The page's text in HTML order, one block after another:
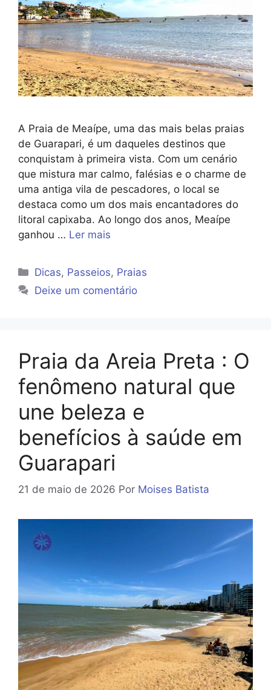
A Praia de Meaípe, uma das mais belas praias
de Guarapari, é um daqueles destinos que
conquistam à primeira vista. Com um cenário
que mistura mar calmo, falésias e o charme de
uma antiga vila de pescadores, o local se
destaca como um dos mais encantadores do
litoral capixaba. Ao longo dos anos, Meaípe
ganhou … Ler mais
Categorias
Dicas, Passeios, Praias
Deixe um comentário
Praia da Areia Preta : O
fenômeno natural que
une beleza e
benefícios à saúde em
Guarapari
21 de maio de 2026 Por Moises Batista